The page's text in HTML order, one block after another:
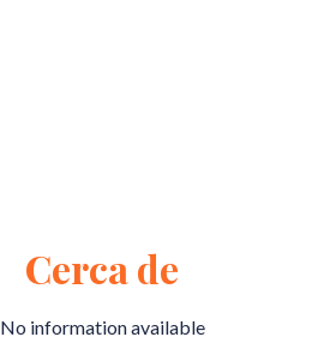
Cerca de
No information available